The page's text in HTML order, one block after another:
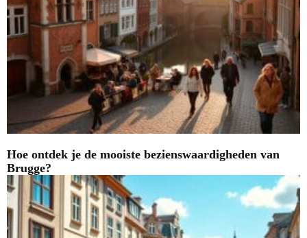
Hoe ontdek je de mooiste bezienswaardigheden van
Brugge?